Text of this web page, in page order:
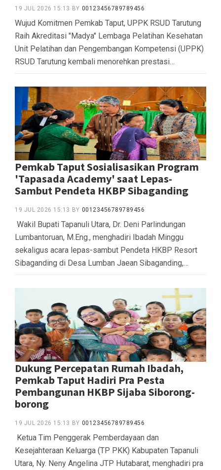
19 JUL 2026 15:13 BY 00123456789789456
Wujud Komitmen Pemkab Taput, UPPK RSUD Tarutung
Raih Akreditasi "Madya" Lembaga Pelatihan Kesehatan ‎
‎Unit Pelatihan dan Pengembangan Kompetensi (UPPK)
RSUD Tarutung kembali menorehkan prestasi…
Pemkab Taput Sosialisasikan Program
'Tapasada Academy' saat Lepas-
Sambut Pendeta HKBP Sibaganding
19 JUL 2026 15:13 BY 00123456789789456
‎ ‎Wakil Bupati Tapanuli Utara, Dr. Deni Parlindungan
Lumbantoruan, M.Eng., menghadiri Ibadah Minggu
sekaligus acara lepas-sambut Pendeta HKBP Resort
Sibaganding di Desa Lumban Jaean Sibaganding,…
Dukung Percepatan Rumah Ibadah,
Pemkab Taput Hadiri Pra Pesta
Pembangunan HKBP Sijaba Siborong-
borong
19 JUL 2026 15:13 BY 00123456789789456
‎ ‎Ketua Tim Penggerak Pemberdayaan dan
Kesejahteraan Keluarga (TP PKK) Kabupaten Tapanuli
Utara, Ny. Neny Angelina JTP Hutabarat, menghadiri pra